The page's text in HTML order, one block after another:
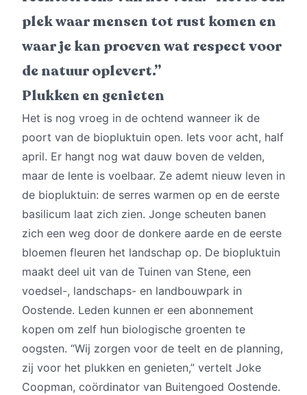
plek waar mensen tot rust komen en
waar je kan proeven wat respect voor
de natuur oplevert.”
Plukken en genieten
Het is nog vroeg in de ochtend wanneer ik de
poort van de biopluktuin open. Iets voor acht, half
april. Er hangt nog wat dauw boven de velden,
maar de lente is voelbaar. Ze ademt nieuw leven in
de biopluktuin: de serres warmen op en de eerste
basilicum laat zich zien. Jonge scheuten banen
zich een weg door de donkere aarde en de eerste
bloemen fleuren het landschap op. De biopluktuin
maakt deel uit van de Tuinen van Stene, een
voedsel-, landschaps- en landbouwpark in
Oostende. Leden kunnen er een abonnement
kopen om zelf hun biologische groenten te
oogsten. “Wij zorgen voor de teelt en de planning,
zij voor het plukken en genieten,” vertelt Joke
Coopman, coördinator van Buitengoed Oostende.